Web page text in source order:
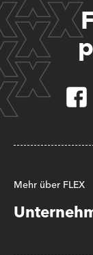
Mehr über FLEX